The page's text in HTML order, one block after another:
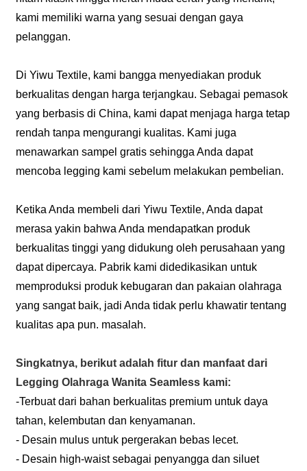
kami memiliki warna yang sesuai dengan gaya
pelanggan.
Di Yiwu Textile, kami bangga menyediakan produk
berkualitas dengan harga terjangkau. Sebagai pemasok
yang berbasis di China, kami dapat menjaga harga tetap
rendah tanpa mengurangi kualitas. Kami juga
menawarkan sampel gratis sehingga Anda dapat
mencoba legging kami sebelum melakukan pembelian.
Ketika Anda membeli dari Yiwu Textile, Anda dapat
merasa yakin bahwa Anda mendapatkan produk
berkualitas tinggi yang didukung oleh perusahaan yang
dapat dipercaya. Pabrik kami didedikasikan untuk
memproduksi produk kebugaran dan pakaian olahraga
yang sangat baik, jadi Anda tidak perlu khawatir tentang
kualitas apa pun. masalah.
Singkatnya, berikut adalah fitur dan manfaat dari
Legging Olahraga Wanita Seamless kami:
-Terbuat dari bahan berkualitas premium untuk daya
tahan, kelembutan dan kenyamanan.
- Desain mulus untuk pergerakan bebas lecet.
- Desain high-waist sebagai penyangga dan siluet